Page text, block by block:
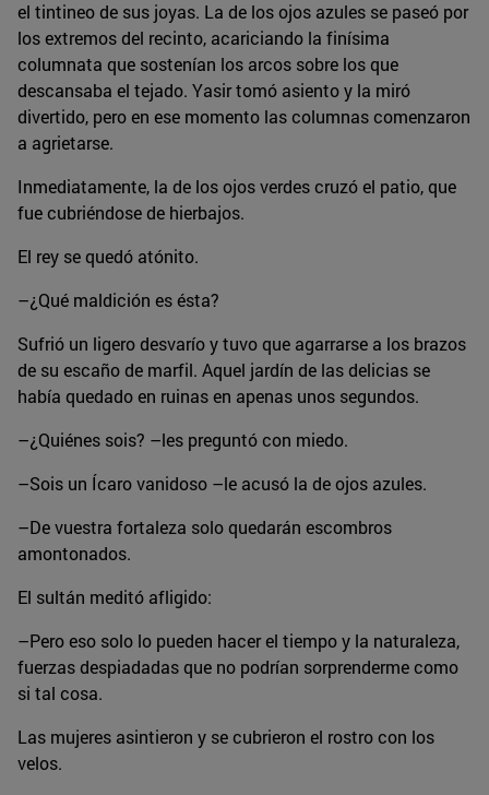
el tintineo de sus joyas. La de los ojos azules se paseó por
los extremos del recinto, acariciando la finísima
columnata que sostenían los arcos sobre los que
descansaba el tejado. Yasir tomó asiento y la miró
divertido, pero en ese momento las columnas comenzaron
a agrietarse.
Inmediatamente, la de los ojos verdes cruzó el patio, que
fue cubriéndose de hierbajos.
El rey se quedó atónito.
–¿Qué maldición es ésta?
Sufrió un ligero desvarío y tuvo que agarrarse a los brazos
de su escaño de marfil. Aquel jardín de las delicias se
había quedado en ruinas en apenas unos segundos.
–¿Quiénes sois? –les preguntó con miedo.
–Sois un Ícaro vanidoso –le acusó la de ojos azules.
–De vuestra fortaleza solo quedarán escombros
amontonados.
El sultán meditó afligido:
–Pero eso solo lo pueden hacer el tiempo y la naturaleza,
fuerzas despiadadas que no podrían sorprenderme como
si tal cosa.
Las mujeres asintieron y se cubrieron el rostro con los
velos.